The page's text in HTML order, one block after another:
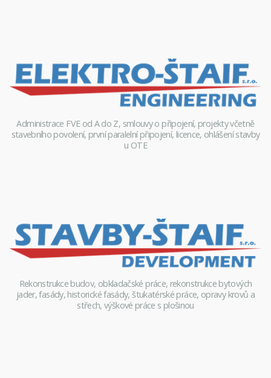
Administrace FVE od A do Z, smlouvy o připojení, projekty včetně
stavebního povolení, první paralelní připojení, licence, ohlášení stavby
u OTE
Rekonstrukce budov, obkladačské práce, rekonstrukce bytových
jader, fasády, historické fasády, štukatérské práce, opravy krovů a
střech, výškové práce s plošinou